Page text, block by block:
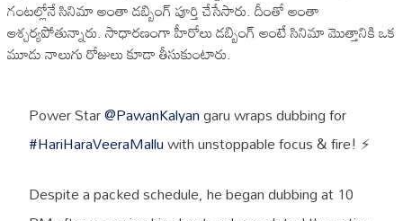
గంటల్లోనే సినిమా అంతా డబ్బింగ్ పూర్తి చేసేసారు. దీంతో అంతా
ఆశ్చర్యపోతున్నారు. సాధారణంగా హీరోలు డబ్బింగ్ అంటే సినిమా మొత్తానికి ఒక
మూడు నాలుగు రోజులు కూడా తీసుకుంటారు.
Power Star@PawanKalyangaru wraps dubbing for
#HariHaraVeeraMalluwith unstoppable focus & fire! ⚡️
Despite a packed schedule, he began dubbing at 10